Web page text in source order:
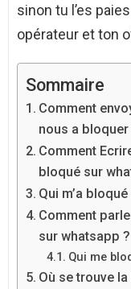
sinon tu l’es
opérateur et ton
Sommaire
Comment
nous a bloquer
Comment
bloqué sur
Qui m’a bloqué
Comment
sur whatsapp ?
Qui me
Où se trouve